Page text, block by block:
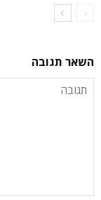
השאר תגובה